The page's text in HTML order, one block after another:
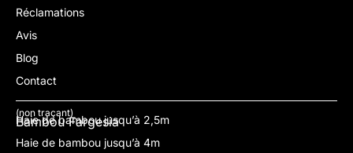
Réclamations
Avis
Blog
Contact
Bambou Fargesia
(non traçant)
Haie de bambou jusqu’à 2,5m
Haie de bambou jusqu’à 4m